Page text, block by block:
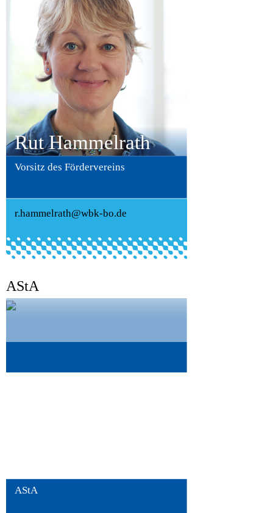
Rut Hammelrath
Vorsitz des Fördervereins
r.hammelrath@wbk-bo.de
AStA
AStA